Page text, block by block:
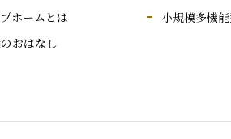
ホームとは
おはなし
小規模多機